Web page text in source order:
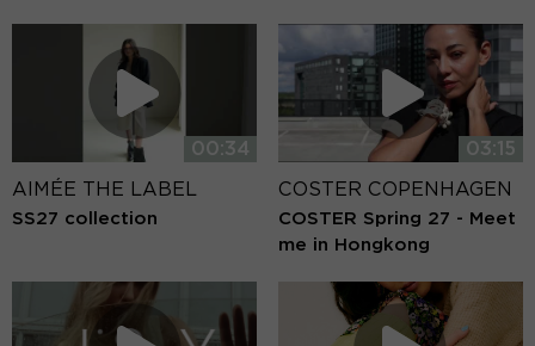
00:34
AIMÉE THE LABEL
SS27 collection
03:15
COSTER COPENHAGEN
COSTER Spring 27 - Meet
me in Hongkong